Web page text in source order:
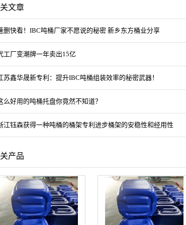
文章
删快看！IBC吨桶厂家不愿说的秘密 新乡东方桶业分享
工厂变潮牌一年卖出15亿
苏鑫华晟新专利：提升IBC吨桶组装效率的秘密武器！
么好用的吨桶托盘你竟然不知道？
江钰森获得一种吨桶的桶架专利进步桶架的安稳性和经用性
产品